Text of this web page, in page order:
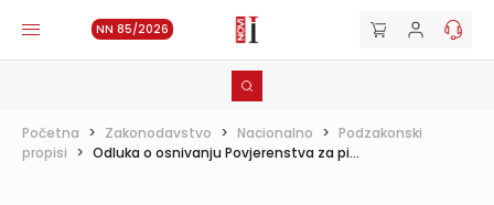
NN 85/2026
Početna > Zakonodavstvo > Nacionalno > Podzakonski
propisi > Odluka o osnivanju Povjerenstva za pi...